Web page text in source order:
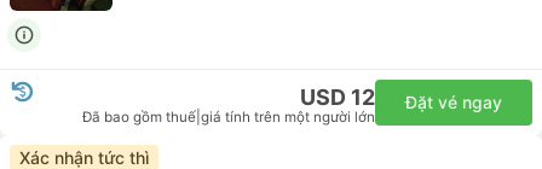
USD 12
Đã bao gồm thuế giá tính trên một người lớn
Đặt vé ngay
Xác nhận tức thì